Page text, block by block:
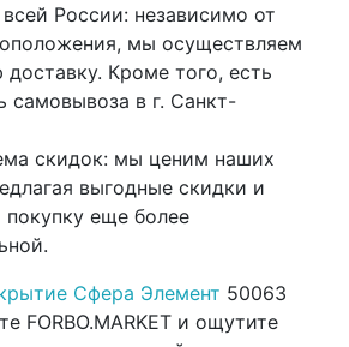
России: независимо от
мы осуществляем
доставку. Кроме того, есть
самовывоза в г. Санкт-
скидок: мы ценим наших
выгодные скидки и
покупку еще более
Сфера Элемент 50063
FORBO.MARKET и ощутите